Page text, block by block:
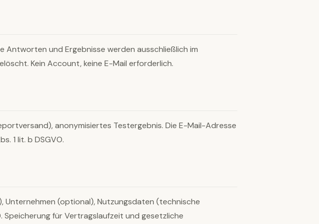
und Ergebnisse werden ausschließlich im
Kein Account, keine E-Mail erforderlich.
anonymisiertes Testergebnis. Die E-Mail-Adresse
1 lit. b DSGVO.
Unternehmen (optional), Nutzungsdaten (technische
Speicherung für Vertragslaufzeit und gesetzliche